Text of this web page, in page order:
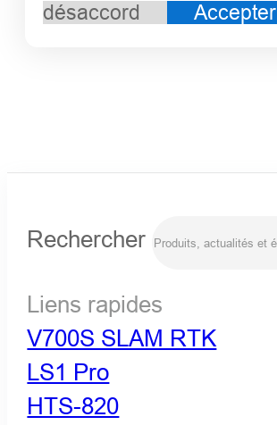
désaccord
Accepter
Rechercher
Liens rapides
V700S SLAM RTK
LS1 Pro
HTS-820